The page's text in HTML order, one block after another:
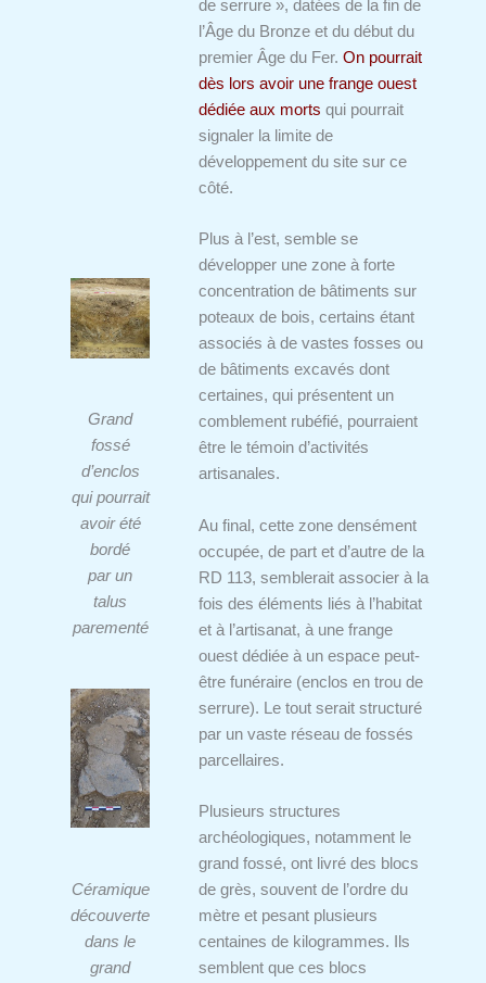
Grand
fossé
d’enclos
qui pourrait
avoir été
bordé
par un
talus
parementé
Céramique
découverte
dans le
grand
de serrure », datées de la fin de
l’Âge du Bronze et du début du
premier Âge du Fer. On pourrait
dès lors avoir une frange ouest
dédiée aux morts qui pourrait
signaler la limite de
développement du site sur ce
côté.
Plus à l’est, semble se
développer une zone à forte
concentration de bâtiments sur
poteaux de bois, certains étant
associés à de vastes fosses ou
de bâtiments excavés dont
certaines, qui présentent un
comblement rubéfié, pourraient
être le témoin d’activités
artisanales.
Au final, cette zone densément
occupée, de part et d’autre de la
RD 113, semblerait associer à la
fois des éléments liés à l’habitat
et à l’artisanat, à une frange
ouest dédiée à un espace peut-
être funéraire (enclos en trou de
serrure). Le tout serait structuré
par un vaste réseau de fossés
parcellaires.
Plusieurs structures
archéologiques, notamment le
grand fossé, ont livré des blocs
de grès, souvent de l’ordre du
mètre et pesant plusieurs
centaines de kilogrammes. Ils
semblent que ces blocs